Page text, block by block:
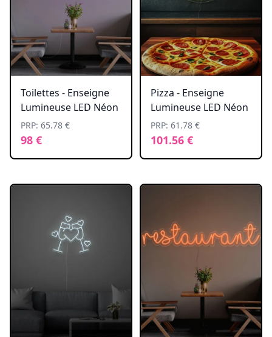
Toilettes - Enseigne
Lumineuse LED Néon
PRP: 65.78 €
98 €
Pizza - Enseigne
Lumineuse LED Néon
PRP: 61.78 €
101.56 €